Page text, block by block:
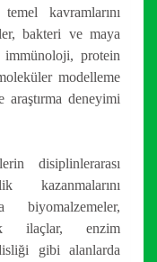
kavramlarını
bakteri ve maya
protein
modelleme
deneyimi
disiplinlerarası
kazanmalarını
biyomalzemeler,
ilaçlar, enzim
gibi alanlarda